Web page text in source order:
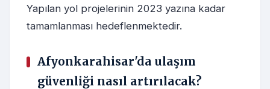
Yapılan yol projelerinin 2023 yazına kadar
tamamlanması hedeflenmektedir.
Afyonkarahisar'da ulaşım
güvenliği nasıl artırılacak?